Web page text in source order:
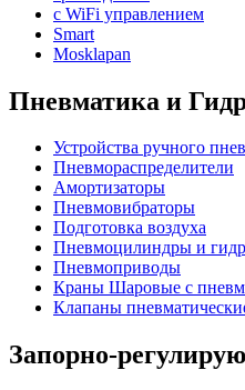
с WiFi управлением
Smart
Mosklapan
Пневматика и
Устройства ручного
Пневмораспределители
Амортизаторы
Пневмовибраторы
Подготовка воздуха
Пневмоцилиндры и
Пневмоприводы
Краны Шаровые с
Клапаны
Запорно-